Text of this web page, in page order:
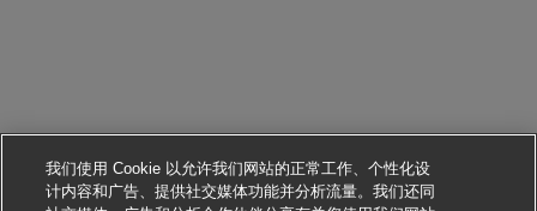
我们使用 Cookie 以允许我们网站的正常工作、个性化设
计内容和广告、提供社交媒体功能并分析流量。我们还同